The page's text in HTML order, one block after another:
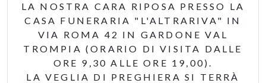
LA NOSTRA CARA RIPOSA PRESSO LA
CASA FUNERARIA "L'ALTRARIVA" IN
VIA ROMA 42 IN GARDONE VAL
TROMPIA (ORARIO DI VISITA DALLE
ORE 9,30 ALLE ORE 19,00).
LA VEGLIA DI PREGHIERA SI TERRÀ